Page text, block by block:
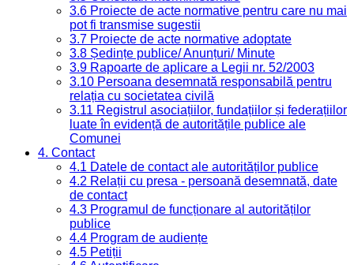
3.6 Proiecte de acte normative pentru care nu mai
pot fi transmise sugestii
3.7 Proiecte de acte normative adoptate
3.8 Ședințe publice/ Anunțuri/ Minute
3.9 Rapoarte de aplicare a Legii nr. 52/2003
3.10 Persoana desemnată responsabilă pentru
relația cu societatea civilă
3.11 Registrul asociațiilor, fundațiilor și federațiilor
luate în evidență de autoritățile publice ale
Comunei
4. Contact
4.1 Datele de contact ale autorităților publice
4.2 Relații cu presa - persoană desemnată, date
de contact
4.3 Programul de funcționare al autorităților
publice
4.4 Program de audiențe
4.5 Petiții